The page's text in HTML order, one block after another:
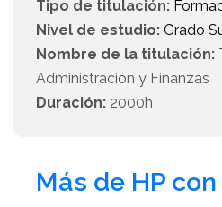
Tipo de titulación:
Nivel de estudio: Grado
Nombre de la titulación:
Administración y Finanzas
Duración: 2000h
Más de HP